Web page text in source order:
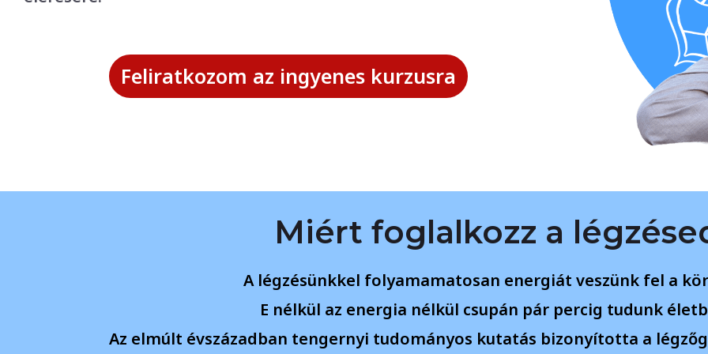
Feliratkozom az ingyenes kurzusra
Miért foglalkozz a
A légzésünkkel folyamamatosan energiát veszünk fel a
E nélkül az energia nélkül csupán pár percig tudunk
Az elmúlt évszázadban tengernyi tudományos kutatás bizonyította a